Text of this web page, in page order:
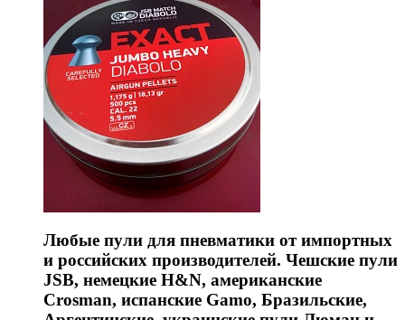
Любые пули для пневматики от импортных
и российских производителей. Чешские пули
JSB, немецкие H&N, американские
Crosman, испанские Gamo, Бразильские,